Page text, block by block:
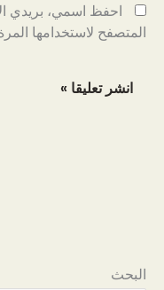
البحث
احفظ اسمي، بريدي
المتصفح لاستخدامها